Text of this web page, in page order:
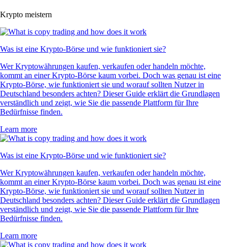
Krypto meistern
Was ist eine Krypto-Börse und wie funktioniert sie?
Wer Kryptowährungen kaufen, verkaufen oder handeln möchte,
kommt an einer Krypto-Börse kaum vorbei. Doch was genau ist eine
Krypto-Börse, wie funktioniert sie und worauf sollten Nutzer in
Deutschland besonders achten? Dieser Guide erklärt die Grundlagen
verständlich und zeigt, wie Sie die passende Plattform für Ihre
Bedürfnisse finden.
Learn more
Was ist eine Krypto-Börse und wie funktioniert sie?
Wer Kryptowährungen kaufen, verkaufen oder handeln möchte,
kommt an einer Krypto-Börse kaum vorbei. Doch was genau ist eine
Krypto-Börse, wie funktioniert sie und worauf sollten Nutzer in
Deutschland besonders achten? Dieser Guide erklärt die Grundlagen
verständlich und zeigt, wie Sie die passende Plattform für Ihre
Bedürfnisse finden.
Learn more